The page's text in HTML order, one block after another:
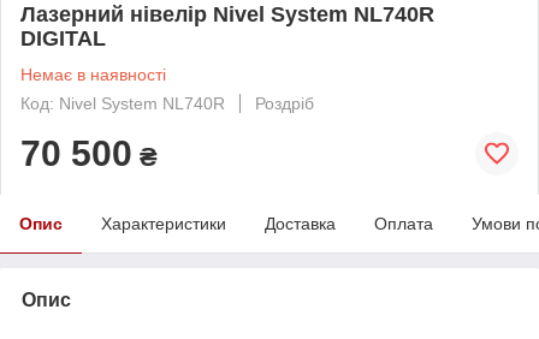
Лазерний нівелір Nivel System NL740R
DIGITAL
Немає в наявності
Код: Nivel System NL740R
Роздріб
70 500 ₴
Опис Характеристики Доставка Оплата Умови
Опис